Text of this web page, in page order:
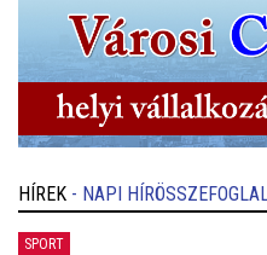
HÍREK - NAPI
SPORT